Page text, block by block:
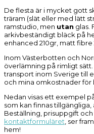
De flesta är i mycket gott
träram (slät eller med lätt
ramstudio, men utan glas.
arkivbeständigt bläck på
enhanced 210gr, matt
Inom Västerbotten och
överlämning på rimligt
transport inom Sverige till
och mina omkostnader för
Nedan visas ett exempel
som kan finnas
Beställning, prisuppgift och
kontaktformuläret , ser
hem!